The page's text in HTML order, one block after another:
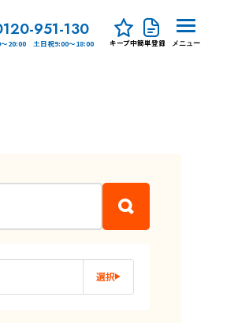
951-130
～20:00 土日祝9:00～18:00 キープ中簡単登録 メニュー
選択